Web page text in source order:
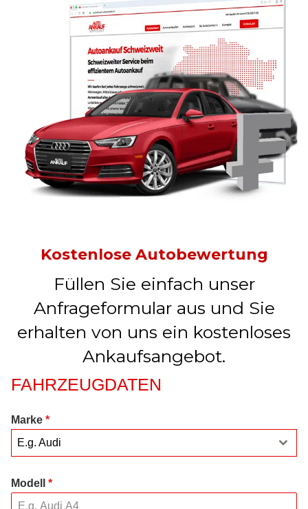
Kostenlose Autobewertung
Füllen Sie einfach unser
Anfrageformular aus und Sie
erhalten von uns ein kostenloses
Ankaufsangebot.
FAHRZEUGDATEN
Marke *
E.g. Audi
Modell *